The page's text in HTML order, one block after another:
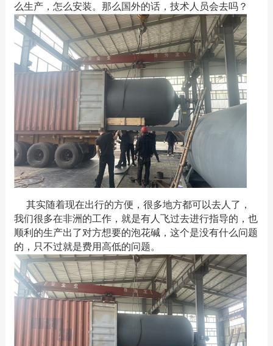
么生产，怎么安装。那么国外的话，技术人员会去吗？
其实随着现在出行的方便，很多地方都可以去人了，
我们很多在非洲的工作，就是有人飞过去进行指导的，也
顺利的生产出了对方想要的泡花碱，这个是没有什么问题
的，只不过就是费用高低的问题。